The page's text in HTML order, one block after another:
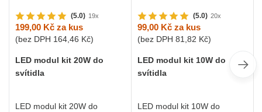
(5.0) 19x
199,00 Kč za kus
(bez DPH 164,46 Kč)
LED modul kit 20W do
svítidla
LED modul kit 20W do
(5.0) 20x
99,00 Kč za kus
(bez DPH 81,82 Kč)
LED modul kit 10W do
svítidla
LED modul kit 10W do